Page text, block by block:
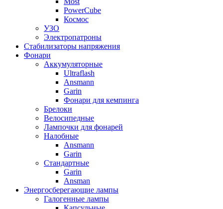
PowerCube
Космос
УЗО
Электропатроны
Стабилизаторы напряжения
Фонари
Аккумуляторные
Ultraflash
Ansmann
Garin
Фонари для кемпинга
Брелоки
Велосипедные
Лампочки для фонарей
Налобные
Ansmann
Garin
Стандартные
Garin
Ansman
Энергосберегающие лампы
Галогенные лампы